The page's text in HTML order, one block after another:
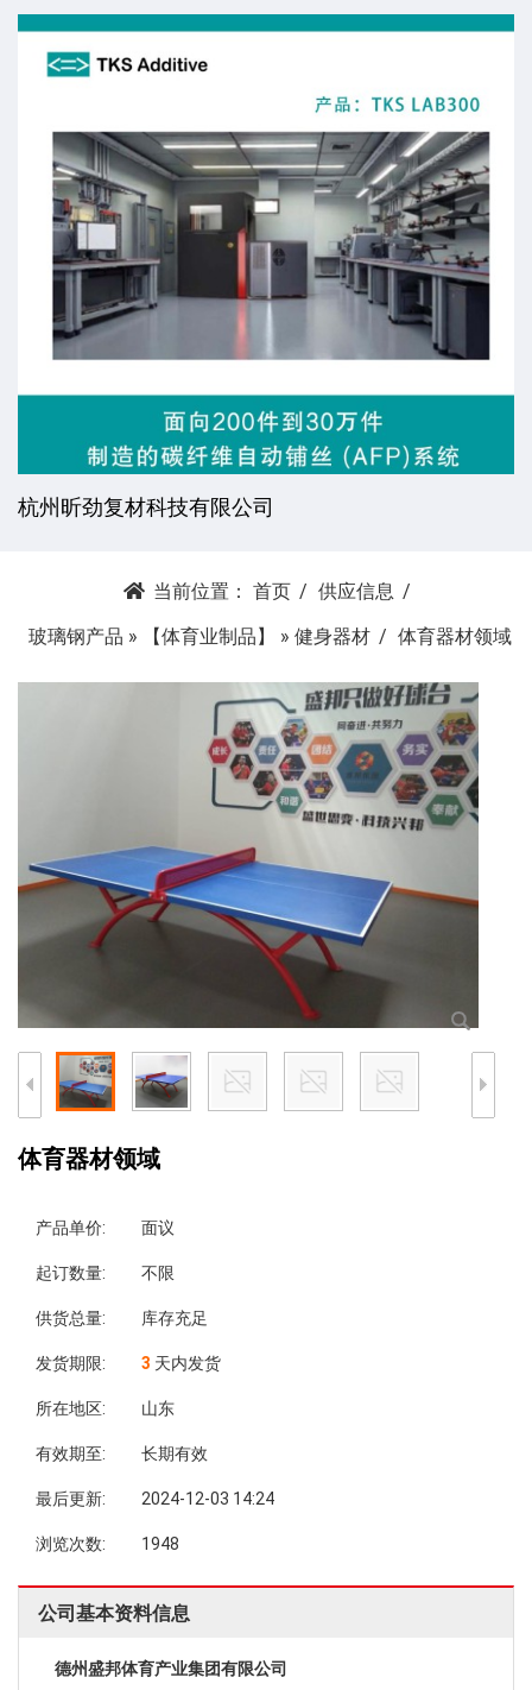
杭州昕劲复材科技有限公司
当前位置： 首页
供应信息
玻璃钢产品 » 【体育业制品】 » 健身器材 体育器材领域
体育器材领域
产品单价: 面议
起订数量: 不限
供货总量: 库存充足
发货期限: 3 天内发货
所在地区: 山东
有效期至: 长期有效
最后更新: 2024-12-03 14:24
浏览次数: 1948
公司基本资料信息
德州盛邦体育产业集团有限公司